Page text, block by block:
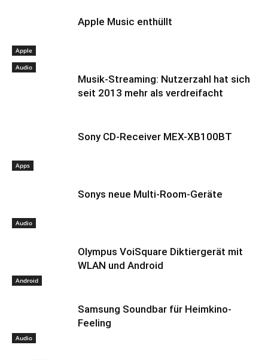
Apple
Apple Music enthüllt
Audio
Musik-Streaming: Nutzerzahl hat sich
seit 2013 mehr als verdreifacht
Apps
Sony CD-Receiver MEX-XB100BT
Audio
Sonys neue Multi-Room-Geräte
Android
Olympus VoiSquare Diktiergerät mit
WLAN und Android
Audio
Samsung Soundbar für Heimkino-
Feeling